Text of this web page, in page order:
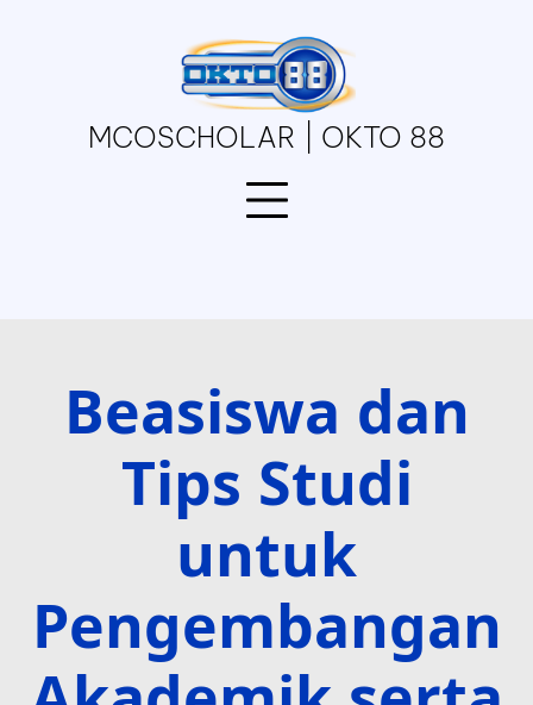
MCOSCHOLAR | OKTO 88
Beasiswa dan
Tips Studi
untuk
Pengembangan